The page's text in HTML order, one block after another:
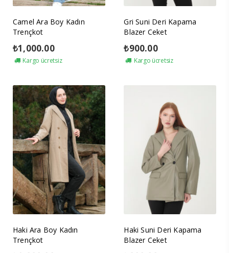
Camel Ara Boy Kadın
Trençkot
₺1,000.00
Kargo ücretsiz
Gri Suni Deri Kapama
Blazer Ceket
₺900.00
Kargo ücretsiz
Haki Ara Boy Kadın
Trençkot
Haki Suni Deri Kapama
Blazer Ceket